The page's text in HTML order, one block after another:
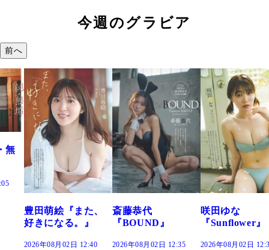
今週のグラビア
前へ
斎藤恭代
『BOUND』
2026年08月02日 12:35
咲田ゆな
『Sunflower』
2026年08月02日 12:30
藤水咲桜『花
だまり』
2026年08月02日